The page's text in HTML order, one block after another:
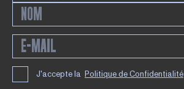
J'accepte la Politique de Confidentialité